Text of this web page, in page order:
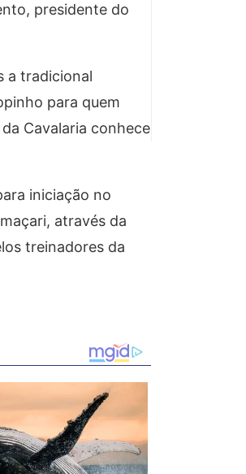
presidente do
a tradicional
para quem
Cavalaria conhece
iniciação no
através da
treinadores da